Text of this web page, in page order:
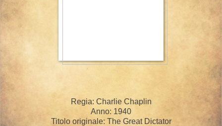
Regia: Charlie Chaplin
Anno: 1940
Titolo originale: The Great Dictator